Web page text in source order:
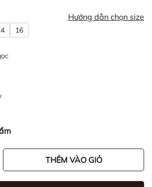
Hướng dẫn chọn size
16
THÊM VÀO GIỎ